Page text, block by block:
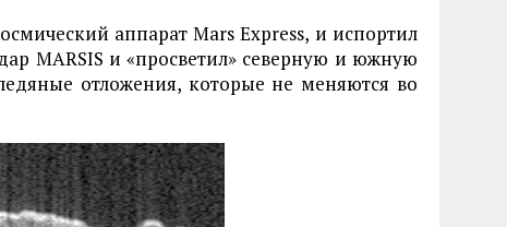
аппарат Mars Express, и испортил
MARSIS и «просветил» северную и южную
отложения, которые не меняются во